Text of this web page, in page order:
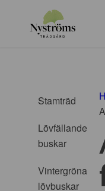
Stamträd
Lövfällande
buskar
Vintergröna
lövbuskar